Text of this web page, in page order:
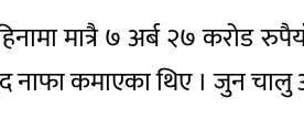
मात्रै ७ अर्ब २७ करोड
कमाएका थिए । जुन चालु